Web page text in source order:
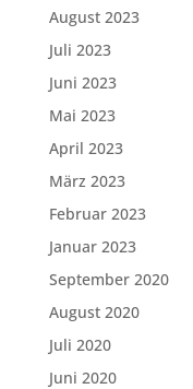
August 2023
Juli 2023
Juni 2023
Mai 2023
April 2023
März 2023
Februar 2023
Januar 2023
September 2020
August 2020
Juli 2020
Juni 2020